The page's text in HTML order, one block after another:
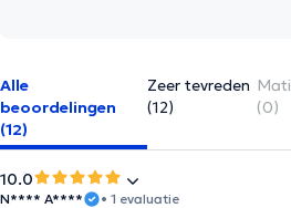
Alle
beoordelingen
(12)
Zeer tevreden
(12)
(0)
10.0
N**** A**** • 1 evaluatie